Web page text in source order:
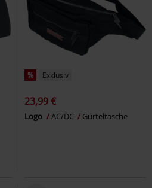
% Exklusiv
23,99 €
Logo AC/DC Gürteltasche